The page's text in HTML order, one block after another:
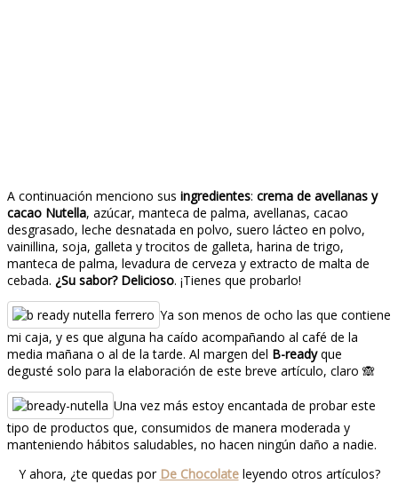
A continuación menciono sus ingredientes: crema de avellanas y
cacao Nutella, azúcar, manteca de palma, avellanas, cacao
desgrasado, leche desnatada en polvo, suero lácteo en polvo,
vainillina, soja, galleta y trocitos de galleta, harina de trigo,
manteca de palma, levadura de cerveza y extracto de malta de
cebada. ¿Su sabor? Delicioso. ¡Tienes que probarlo!
Ya son menos de ocho las que contiene
mi caja, y es que alguna ha caído acompañando al café de la
media mañana o al de la tarde. Al margen del B-readyque
degusté solo para la elaboración de este breve artículo, claro 🙈
Una vez más estoy encantada de probar este
tipo de productos que, consumidos de manera moderada y
manteniendo hábitos saludables, no hacen ningún daño a nadie.
Y ahora, ¿te quedas por De Chocolateleyendo otros artículos?